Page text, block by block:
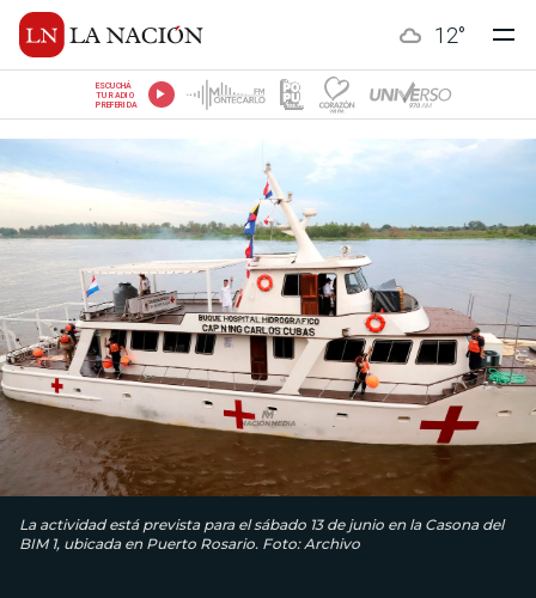
12°
ESCUCHÁ
TU RADIO
PREFERIDA
La actividad está prevista para el sábado 13 de junio en la Casona del
BIM 1, ubicada en Puerto Rosario. Foto: Archivo